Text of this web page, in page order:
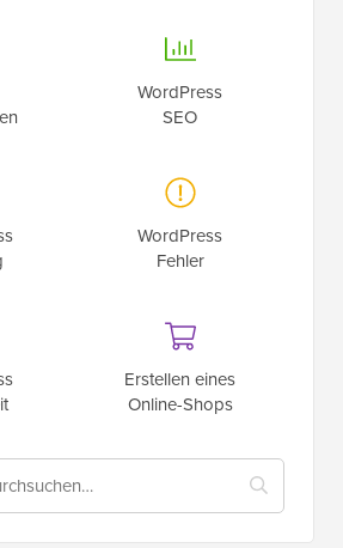
WordPress
SEO
WordPress
Fehler
Erstellen eines
Online-Shops